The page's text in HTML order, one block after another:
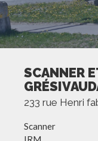
SCANNER
233 rue Henri
Scanner